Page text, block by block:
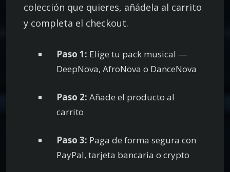
colección que quieres, añádela al carrito
y completa el checkout.
Paso 1: Elige tu pack musical —
DeepNova, AfroNova o DanceNova
Paso 2: Añade el producto al
carrito
Paso 3: Paga de forma segura con
PayPal, tarjeta bancaria o crypto